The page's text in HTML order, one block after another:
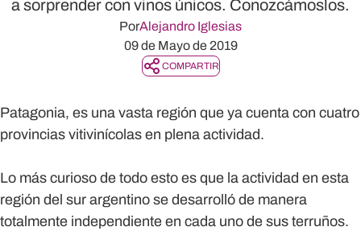
a sorprender con vinos únicos. Conozcámoslos.
PorAlejandro Iglesias
09 de Mayo de 2019
COMPARTIR
Patagonia, es una vasta región que ya cuenta con cuatro
provincias vitivinícolas en plena actividad.
Lo más curioso de todo esto es que la actividad en esta
región del sur argentino se desarrolló de manera
totalmente independiente en cada uno de sus terruños.